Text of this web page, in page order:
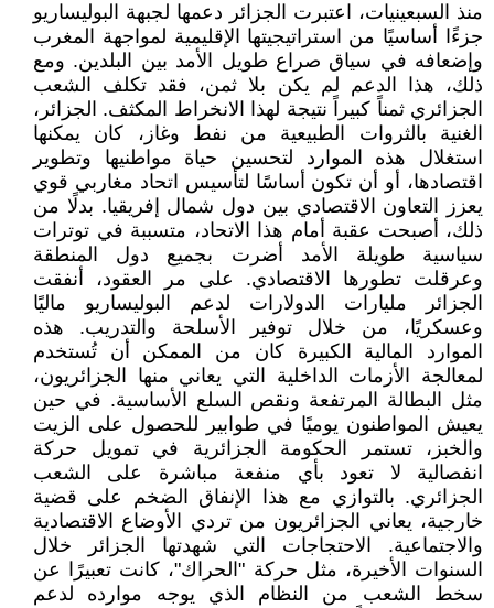
منذ السبعينيات، اعتبرت الجزائر دعمها لجبهة البوليساريو
جزءًا أساسيًا من استراتيجيتها الإقليمية لمواجهة المغرب
وإضعافه في سياق صراع طويل الأمد بين البلدين. ومع
ذلك، هذا الدعم لم يكن بلا ثمن، فقد تكلف الشعب
الجزائري ثمناً كبيراً نتيجة لهذا الانخراط المكثف. الجزائر،
الغنية بالثروات الطبيعية من نفط وغاز، كان يمكنها
استغلال هذه الموارد لتحسين حياة مواطنيها وتطوير
اقتصادها، أو أن تكون أساسًا لتأسيس اتحاد مغاربي قوي
يعزز التعاون الاقتصادي بين دول شمال إفريقيا. بدلًا من
ذلك، أصبحت عقبة أمام هذا الاتحاد، متسببة في توترات
سياسية طويلة الأمد أضرت بجميع دول المنطقة
وعرقلت تطورها الاقتصادي. على مر العقود، أنفقت
الجزائر مليارات الدولارات لدعم البوليساريو ماليًا
وعسكريًا، من خلال توفير الأسلحة والتدريب. هذه
الموارد المالية الكبيرة كان من الممكن أن تُستخدم
لمعالجة الأزمات الداخلية التي يعاني منها الجزائريون،
مثل البطالة المرتفعة ونقص السلع الأساسية. في حين
يعيش المواطنون يوميًا في طوابير للحصول على الزيت
والخبز، تستمر الحكومة الجزائرية في تمويل حركة
انفصالية لا تعود بأي منفعة مباشرة على الشعب
الجزائري. بالتوازي مع هذا الإنفاق الضخم على قضية
خارجية، يعاني الجزائريون من تردي الأوضاع الاقتصادية
والاجتماعية. الاحتجاجات التي شهدتها الجزائر خلال
السنوات الأخيرة، مثل حركة "الحراك"، كانت تعبيرًا عن
سخط الشعب من النظام الذي يوجه موارده لدعم